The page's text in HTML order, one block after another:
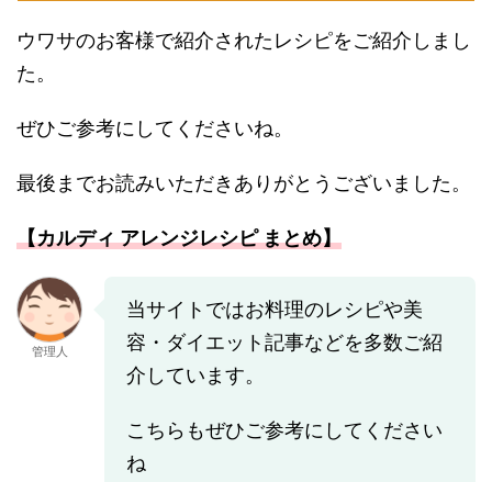
ウワサのお客様で紹介されたレシピをご紹介しまし
た。
ぜひご参考にしてくださいね。
最後までお読みいただきありがとうございました。
【カルディ アレンジレシピ まとめ】
管理人
当サイトではお料理のレシピや美
容・ダイエット記事などを多数ご紹
介しています。
こちらもぜひご参考にしてください
ね